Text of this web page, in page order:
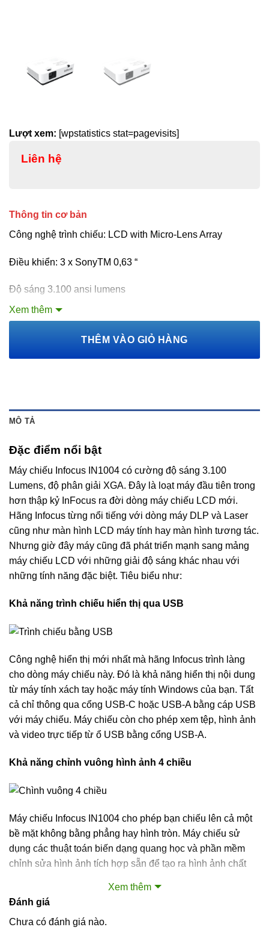
Lượt xem: [wpstatistics stat=pagevisits]
Liên hệ
Thông tin cơ bản
Công nghệ trình chiếu: LCD with Micro-Lens Array
Điều khiển: 3 x SonyTM 0,63 “
Độ sáng 3.100 ansi lumens
Xem thêm
THÊM VÀO GIỎ HÀNG
MÔ TẢ
Đặc điểm nổi bật
Máy chiếu Infocus IN1004 có cường độ sáng 3.100
Lumens, độ phân giải XGA. Đây là loạt máy đầu tiên trong
hơn thập kỷ InFocus ra đời dòng máy chiếu LCD mới.
Hãng Infocus từng nổi tiếng với dòng máy DLP và Laser
cũng như màn hình LCD máy tính hay màn hình tương tác.
Nhưng giờ đây máy cũng đã phát triển mạnh sang mảng
máy chiếu LCD với những giải độ sáng khác nhau với
những tính năng đặc biệt. Tiêu biểu như:
Khả năng trình chiếu hiển thị qua USB
Công nghệ hiển thị mới nhất mà hãng Infocus trình làng
cho dòng máy chiếu này. Đó là khả năng hiển thị nội dung
từ máy tính xách tay hoặc máy tính Windows của bạn. Tất
cả chỉ thông qua cổng USB-C hoặc USB-A bằng cáp USB
với máy chiếu. Máy chiếu còn cho phép xem tệp, hình ảnh
và video trực tiếp từ ổ USB bằng cổng USB-A.
Khả năng chỉnh vuông hình ảnh 4 chiều
Máy chiếu Infocus IN1004 cho phép bạn chiếu lên cả một
bề mặt không bằng phẳng hay hình tròn. Máy chiếu sử
dụng các thuật toán biến dạng quang học và phần mềm
chỉnh sửa hình ảnh tích hợp sẵn để tạo ra hình ảnh chất
một cách nhanh chóng và dễ dàng với tính năng chỉnh sửa
keystone ngang và dọc.
Xem thêm
Đánh giá
Chưa có đánh giá nào.